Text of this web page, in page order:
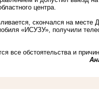
центра.
скончался на месте
«ИСУЗУ», получили
все обстоятельства и